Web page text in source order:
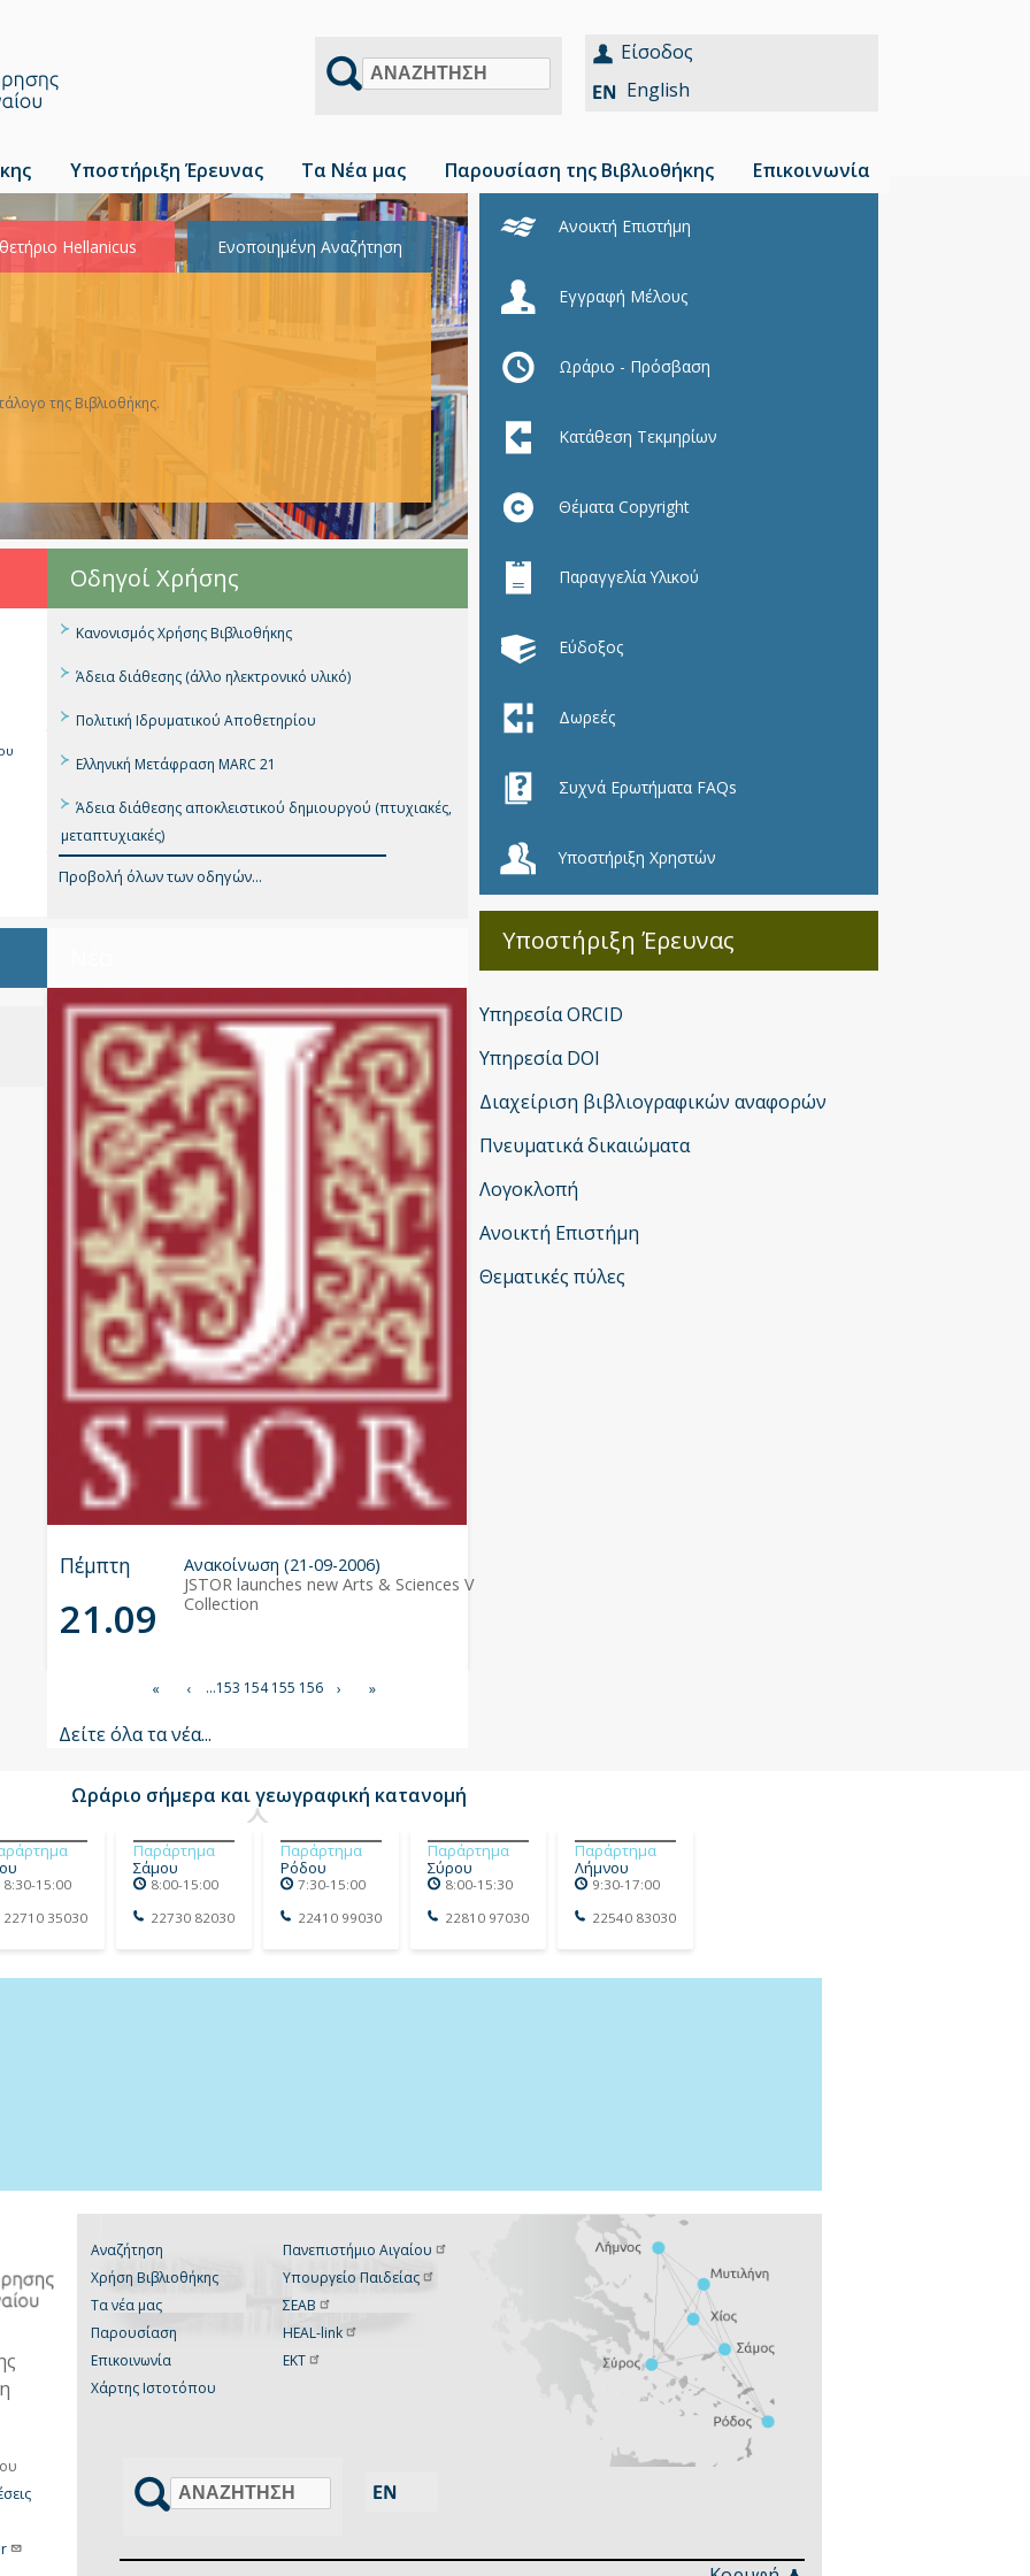
Αναζήτηση
Είσοδος
English
Υποστήριξη Έρευνας Τα Νέα μας Παρουσίαση της Βιβλιοθήκης Επικοινωνία
Hellanicus Ενοποιημένη Αναζήτηση
της Βιβλιοθήκης.
Οδηγοί Χρήσης
Κανονισμός Χρήσης Βιβλιοθήκης
Άδεια διάθεσης (άλλο ηλεκτρονικό υλικό)
Πολιτική Ιδρυματικού Αποθετηρίου
Ελληνική Μετάφραση MARC 21
Άδεια διάθεσης αποκλειστικού δημιουργού (πτυχιακές,
μεταπτυχιακές)
Προβολή όλων των οδηγών...
Πέμπτη
21.09
Ανακοίνωση (21-09-2006)
JSTOR launches new Arts & Sciences V
Collection
Σελιδοποίηση
First
«
Προηγούμενη
‹ Σελίδα
…153 Σελίδα
154 Τρέχουσα
155 Σελίδα
156
Next
›
Last
»
Δείτε όλα τα νέα...
Ανοικτή Επιστήμη
Εγγραφή Μέλους
Ωράριο - Πρόσβαση
Κατάθεση Τεκμηρίων
Θέματα Copyright
Παραγγελία Υλικού
Εύδοξος
Δωρεές
Συχνά Ερωτήματα FAQs
Υποστήριξη Χρηστών
Υποστήριξη Έρευνας
Υποστήριξη
Έρευνας
Υπηρεσία ORCID
Υπηρεσία DOI
Διαχείριση βιβλιογραφικών αναφορών
Πνευματικά δικαιώματα
Λογοκλοπή
Ανοικτή Επιστήμη
Θεματικές πύλες
Ωράριο σήμερα και γεωγραφική κατανομή
8:30-15:00
22710 35030
Παράρτημα
Σάμου
8:00-15:00
22730 82030
Παράρτημα
Ρόδου
7:30-15:00
22410 99030
Παράρτημα
Σύρου
8:00-15:30
22810 97030
Παράρτημα
Λήμνου
9:30-17:00
22540 83030
Αναζήτηση
Χρήση Βιβλιοθήκης
Τα νέα μας
Παρουσίαση
Επικοινωνία
Χάρτης Ιστοτόπου
Πανεπιστήμιο Αιγαίου
Υπουργείο Παιδείας
ΣΕΑΒ
HEAL-link
ΕΚΤ
Αναζήτηση